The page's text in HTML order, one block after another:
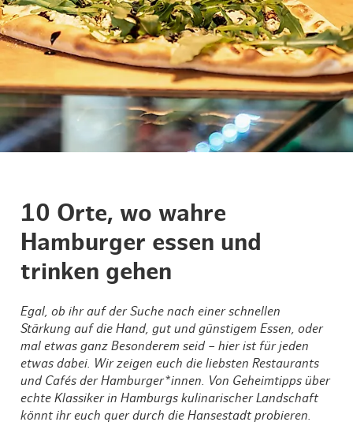
10 Orte, wo wahre
Hamburger essen und
trinken gehen
Egal, ob ihr auf der Suche nach einer schnellen
Stärkung auf die Hand, gut und günstigem Essen, oder
mal etwas ganz Besonderem seid – hier ist für jeden
etwas dabei. Wir zeigen euch die liebsten Restaurants
und Cafés der Hamburger*innen. Von Geheimtipps über
echte Klassiker in Hamburgs kulinarischer Landschaft
könnt ihr euch quer durch die Hansestadt probieren.